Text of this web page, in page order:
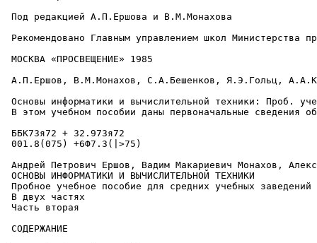
Под редакцией А.П.Ершова и В.М.Монахова
Рекомендовано Главным управлением школ Министерства
МОСКВА «ПРОСВЕЩЕНИЕ» 1985
А.П.Ершов, В.М.Монахов, С.А.Бешенков, Я.Э.Гольц,
Основы информатики и вычислительной техники:
В этом учебном пособии даны первоначальные сведения
ББК73я72 + 32.973я72
001.8(075) +6Ф7.3(|>75)
Андрей Петрович Ершов, Вадим Макариевич Монахов,
ОСНОВЫ ИНФОРМАТИКИ И ВЫЧИСЛИТЕЛЬНОЙ ТЕХНИКИ
Пробное учебное пособие для средних учебных заведений
В двух частях
Часть вторая
СОДЕРЖАНИЕ